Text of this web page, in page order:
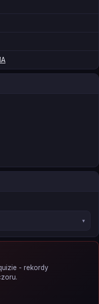
- rekordy